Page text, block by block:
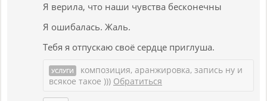
Я верила, что наши чувства бесконечны
Я ошибалась. Жаль.
Тебя я отпускаю своё сердце приглуша.
УСЛУГИ
композиция, аранжировка, запись ну и
всякое такое ))) Обратиться